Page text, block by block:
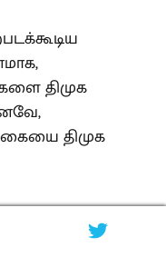
திமுக
திமுக
பாதுகாக்கும்
குழுவின்